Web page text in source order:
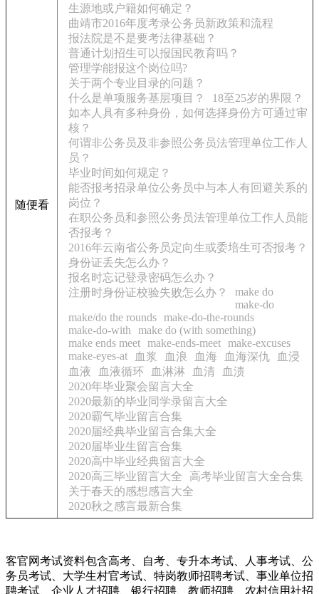
随便看
生源地或户籍如何确定？
曲靖市2016年度考录公务员新政策和流程
报法院是不是要考法律基础？
普通计划招生可以报国民教育吗？
管理学能报这个岗位吗?
关于两个专业目录的问题？
什么是单项服务基层项目？
18至25岁的界限？
如本人具有多种身份，如何选择身份方可通过审
核？
何谓非公务员及非参照公务员法管理单位工作人
员？
毕业时间如何规定？
能否报考招录单位公务员中与本人有回避关系的
岗位？
在职公务员和参照公务员法管理单位工作人员能
否报考？
2016年云南省公务员定向生或委培生可否报考？
身份证丢失怎么办？
报名时忘记登录密码怎么办？
注册时身份证校验失败怎么办？
make do
make-do
make/do the rounds make-do-the-rounds
make-do-with
make do (with something)
make ends meet make-ends-meet make-excuses
make-eyes-at
血浆 血浪 血海 血海深仇
血浸
血液
血液循环 血淋淋 血清
血渍
2020年毕业聚会留言大全
2020最新的毕业同学录留言大全
2020霸气毕业留言合集
2020届经典毕业留言合集大全
2020届毕业生留言合集
2020高中毕业经典留言大全
2020高三毕业留言大全
高考毕业留言大全合集
关于春天的感想感言大全
2020秋之感言最新合集
客官网考试资料包含高考、自考、专升本考试、人事考试、公
务员考试、大学生村官考试、特岗教师招聘考试、事业单位招
聘考试、企业人才招聘、银行招聘、教师招聘、农村信用社招